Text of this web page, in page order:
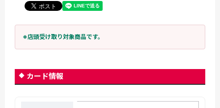
※店頭受け取り対象商品です。
カード情報